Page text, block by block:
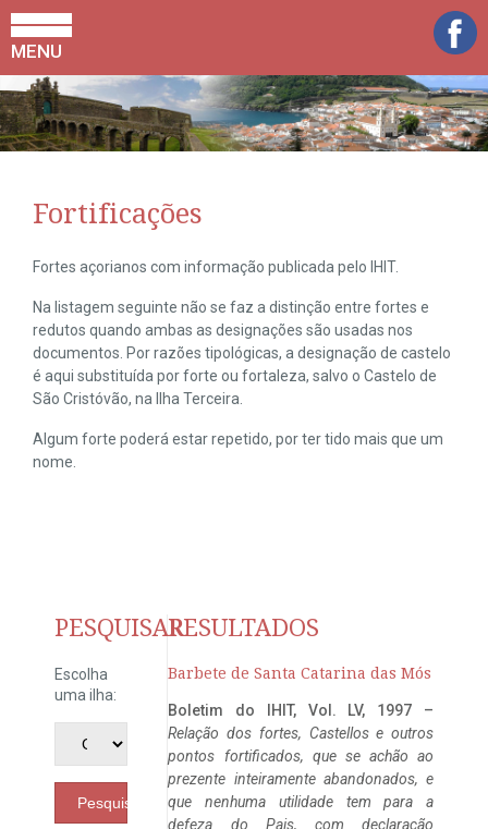
MENU
Fortificações
Fortes açorianos com informação publicada pelo IHIT.
Na listagem seguinte não se faz a distinção entre fortes e
redutos quando ambas as designações são usadas nos
documentos. Por razões tipológicas, a designação de castelo
é aqui substituída por forte ou fortaleza, salvo o Castelo de
São Cristóvão, na Ilha Terceira.
Algum forte poderá estar repetido, por ter tido mais que um
nome.
PESQUISAR
Escolha
uma ilha:
Pesquisar
RESULTADOS
Barbete de Santa Catarina das Mós
Boletim do IHIT, Vol. LV, 1997 –
Relação dos fortes, Castellos e outros
pontos fortificados, que se achão ao
prezente inteiramente abandonados, e
que nenhuma utilidade tem para a
defeza do Pais, com declaração